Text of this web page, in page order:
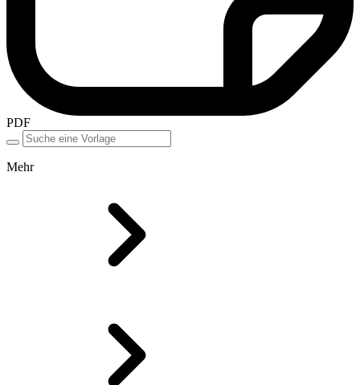
PDF
Mehr